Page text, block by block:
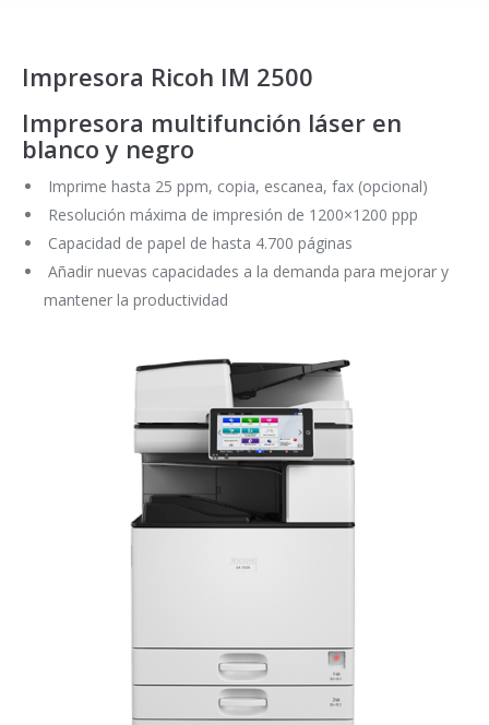
Impresora Ricoh IM 2500
Impresora multifunción láser en
blanco y negro
Imprime hasta 25 ppm, copia, escanea, fax (opcional)
Resolución máxima de impresión de 1200×1200 ppp
Capacidad de papel de hasta 4.700 páginas
Añadir nuevas capacidades a la demanda para mejorar y
mantener la productividad